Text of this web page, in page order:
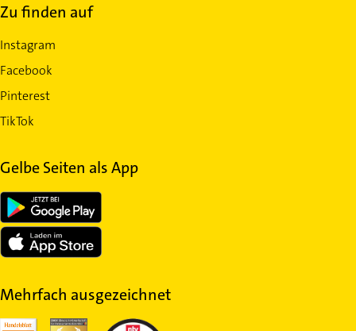
Zu finden auf
Instagram
Facebook
Pinterest
TikTok
Gelbe Seiten als App
Mehrfach ausgezeichnet